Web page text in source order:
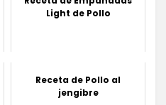
Light de Pollo
Receta de Pollo al
jengibre